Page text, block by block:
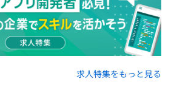
求人特集をもっと見る